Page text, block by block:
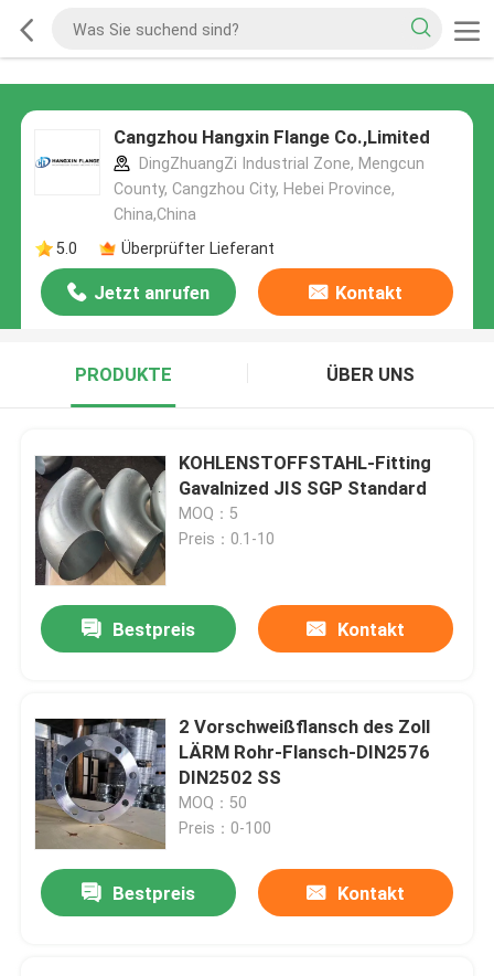
Cangzhou Hangxin Flange Co.,Limited
DingZhuangZi Industrial Zone, Mengcun
County, Cangzhou City, Hebei Province,
China,China
5.0
Überprüfter Lieferant
Jetzt anrufen Kontakt
PRODUKTE ÜBER UNS
KOHLENSTOFFSTAHL-Fitting
Gavalnized JIS SGP Standard
MOQ：5
Preis：0.1-10
Bestpreis Kontakt
2 Vorschweißflansch des Zoll
LÄRM Rohr-Flansch-DIN2576
DIN2502 SS
MOQ：50
Preis：0-100
Bestpreis Kontakt